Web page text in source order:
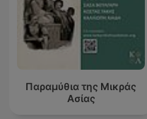
Παραμύθια της Μικράς
Ασίας